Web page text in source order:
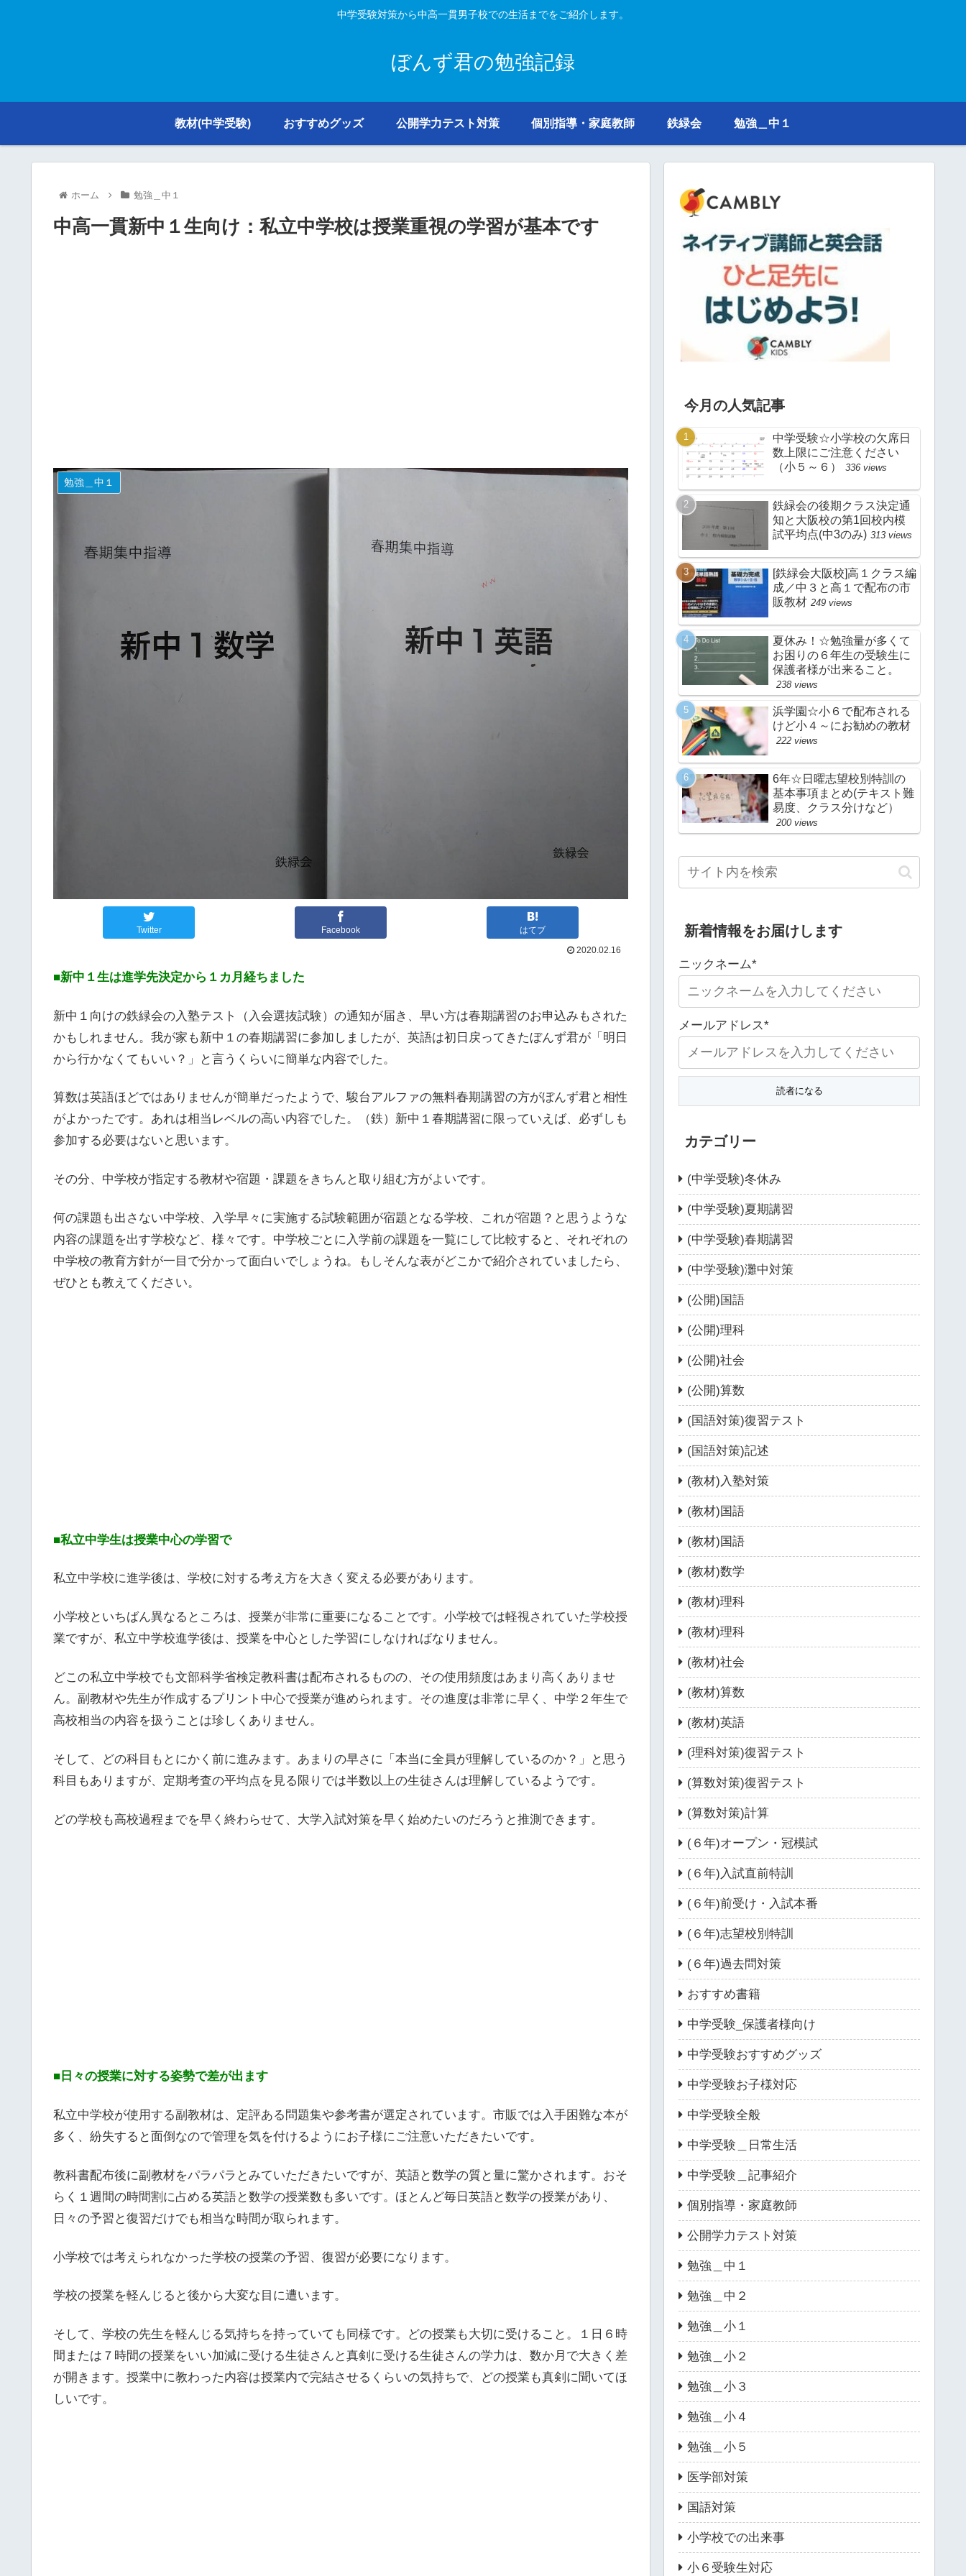
中学受験対策から中高一貫男子校での生活までをご紹介します。
ぼんず君の勉強記録
教材(中学受験) おすすめグッズ 公開学力テスト対策 個別指導・家庭教師 鉄緑会 勉強＿中１
ホーム 勉強＿中１
中高一貫新中１生向け：私立中学校は授業重視の学習が基本です
勉強＿中１
Twitter Facebook
はてブ
2020.02.16
■新中１生は進学先決定から１カ月経ちました
新中１向けの鉄緑会の入塾テスト（入会選抜試験）の通知が届き、早い方は春期講習のお申込みもされた
かもしれません。我が家も新中１の春期講習に参加しましたが、英語は初日戻ってきたぼんず君が「明日
から行かなくてもいい？」と言うくらいに簡単な内容でした。
算数は英語ほどではありませんが簡単だったようで、駿台アルファの無料春期講習の方がぼんず君と相性
がよかったです。あれは相当レベルの高い内容でした。（鉄）新中１春期講習に限っていえば、必ずしも
参加する必要はないと思います。
その分、中学校が指定する教材や宿題・課題をきちんと取り組む方がよいです。
何の課題も出さない中学校、入学早々に実施する試験範囲が宿題となる学校、これが宿題？と思うような
内容の課題を出す学校など、様々です。中学校ごとに入学前の課題を一覧にして比較すると、それぞれの
中学校の教育方針が一目で分かって面白いでしょうね。もしそんな表がどこかで紹介されていましたら、
ぜひとも教えてください。
■私立中学生は授業中心の学習で
私立中学校に進学後は、学校に対する考え方を大きく変える必要があります。
小学校といちばん異なるところは、授業が非常に重要になることです。小学校では軽視されていた学校授
業ですが、私立中学校進学後は、授業を中心とした学習にしなければなりません。
どこの私立中学校でも文部科学省検定教科書は配布されるものの、その使用頻度はあまり高くありませ
ん。副教材や先生が作成するプリント中心で授業が進められます。その進度は非常に早く、中学２年生で
高校相当の内容を扱うことは珍しくありません。
そして、どの科目もとにかく前に進みます。あまりの早さに「本当に全員が理解しているのか？」と思う
科目もありますが、定期考査の平均点を見る限りでは半数以上の生徒さんは理解しているようです。
どの学校も高校過程までを早く終わらせて、大学入試対策を早く始めたいのだろうと推測できます。
■日々の授業に対する姿勢で差が出ます
私立中学校が使用する副教材は、定評ある問題集や参考書が選定されています。市販では入手困難な本が
多く、紛失すると面倒なので管理を気を付けるようにお子様にご注意いただきたいです。
教科書配布後に副教材をパラパラとみていただきたいですが、英語と数学の質と量に驚かされます。おそ
らく１週間の時間割に占める英語と数学の授業数も多いです。ほとんど毎日英語と数学の授業があり、
日々の予習と復習だけでも相当な時間が取られます。
小学校では考えられなかった学校の授業の予習、復習が必要になります。
学校の授業を軽んじると後から大変な目に遭います。
そして、学校の先生を軽んじる気持ちを持っていても同様です。どの授業も大切に受けること。１日６時
間または７時間の授業をいい加減に受ける生徒さんと真剣に受ける生徒さんの学力は、数か月で大きく差
が開きます。授業中に教わった内容は授業内で完結させるくらいの気持ちで、どの授業も真剣に聞いてほ
しいです。
今月の人気記事
中学受験☆小学校の欠席日
数上限にご注意ください
（小５～６）
336 views
鉄緑会の後期クラス決定通
知と大阪校の第1回校内模
試平均点(中3のみ) 313 views
[鉄緑会大阪校]高１クラス編
成／中３と高１で配布の市
販教材 249 views
夏休み！☆勉強量が多くて
お困りの６年生の受験生に
保護者様が出来ること。
238 views
浜学園☆小６で配布される
けど小４～にお勧めの教材
222 views
6年☆日曜志望校別特訓の
基本事項まとめ(テキスト難
易度、クラス分けなど）
200 views
新着情報をお届けします
ニックネーム*
メールアドレス*
カテゴリー
(中学受験)冬休み
(中学受験)夏期講習
(中学受験)春期講習
(中学受験)灘中対策
(公開)国語
(公開)理科
(公開)社会
(公開)算数
(国語対策)復習テスト
(国語対策)記述
(教材)入塾対策
(教材)国語
(教材)国語
(教材)数学
(教材)理科
(教材)理科
(教材)社会
(教材)算数
(教材)英語
(理科対策)復習テスト
(算数対策)復習テスト
(算数対策)計算
(６年)オープン・冠模試
(６年)入試直前特訓
(６年)前受け・入試本番
(６年)志望校別特訓
(６年)過去問対策
おすすめ書籍
中学受験_保護者様向け
中学受験おすすめグッズ
中学受験お子様対応
中学受験全般
中学受験＿日常生活
中学受験＿記事紹介
個別指導・家庭教師
公開学力テスト対策
勉強＿中１
勉強＿中２
勉強＿小１
勉強＿小２
勉強＿小３
勉強＿小４
勉強＿小５
医学部対策
国語対策
小学校での出来事
小６受験生対応